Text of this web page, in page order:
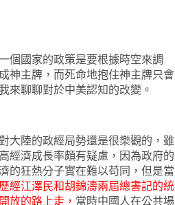
個國家的政策是要根據時空來調
神主牌，而死命地抱住神主牌只會
來聊聊對於中美認知的改變。
大陸的政經局勢還是很樂觀的，雖
經濟成長率頗有疑慮，因為政府的
的狂熱分子實在難以苟同，但是當
經江澤民和胡錦濤兩屆總書記的統
放的路上走， 當時中國人在公共場